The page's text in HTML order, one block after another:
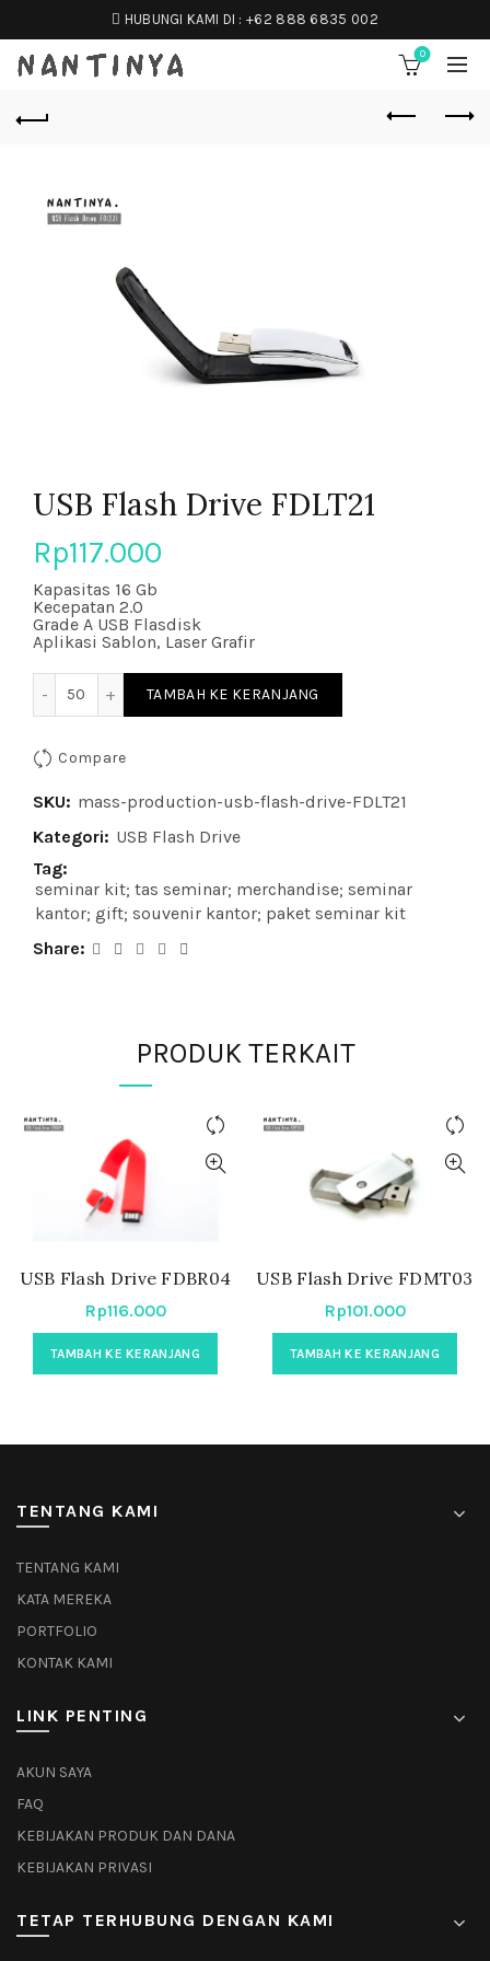
HUBUNGI KAMI DI :+62 888 6835 002
0
USB Flash Drive FDLT21
Rp117.000
Kapasitas 16 Gb
Kecepatan 2.0
Grade A USB Flasdisk
Aplikasi Sablon, Laser Grafir
Kuantitas USB Flash Drive FDLT21
TAMBAH KE KERANJANG
Compare
SKU: mass-production-usb-flash-drive-FDLT21
Kategori: USB Flash Drive
Tag:
seminar kit; tas seminar; merchandise; seminar
kantor; gift; souvenir kantor; paket seminar kit
Share
PRODUK TERKAIT
USB Flash Drive FDBR04
Rp116.000
TAMBAH KE KERANJANG
USB Flash Drive FDMT03
Rp101.000
TAMBAH KE KERANJANG
TENTANG KAMI
TENTANG KAMI
KATA MEREKA
PORTFOLIO
KONTAK KAMI
LINK PENTING
AKUN SAYA
FAQ
KEBIJAKAN PRODUK DAN DANA
KEBIJAKAN PRIVASI
TETAP TERHUBUNG DENGAN KAMI